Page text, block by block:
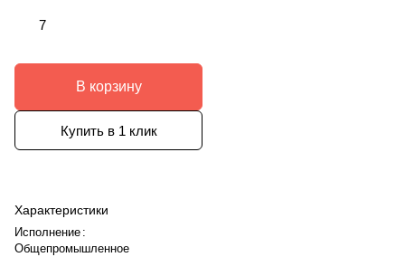
7
В корзину
Купить в 1 клик
Характеристики
Исполнение :
Общепромышленное